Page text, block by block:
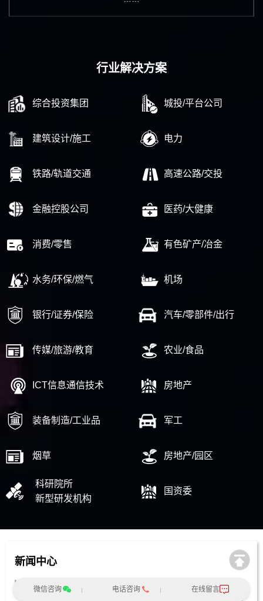
行业解决方案
综合投资集团 城投/平台公司
建筑设计/施工 电力
铁路/轨道交通 高速公路/交投
金融控股公司 医药/大健康
消费/零售 有色矿产/冶金
水务/环保/燃气 机场
银行/证券/保险 汽车/零部件/出行
传媒/旅游/教育 农业/食品
ICT信息通信技术 房地产
装备制造/工业品 军工
烟草 房地产/园区
科研院所
新型研发机构
国资委
新闻中心
南网能源院张勉荣董事长一行莅临中大咨询交流
微信咨询 电话咨询 在线留言